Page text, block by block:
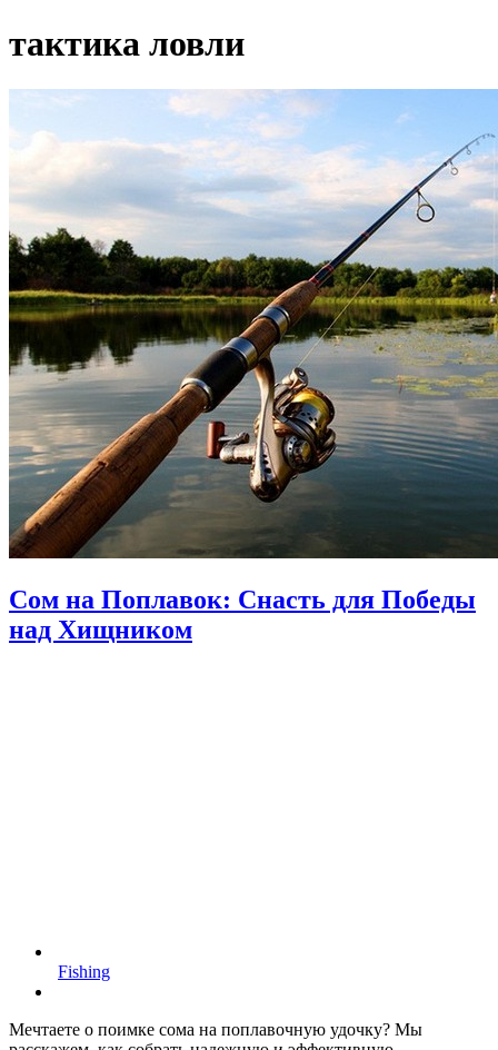
тактика ловли
Сом на Поплавок: Снасть для Победы
над Хищником
Fishing
Мечтаете о поимке сома на поплавочную удочку? Мы